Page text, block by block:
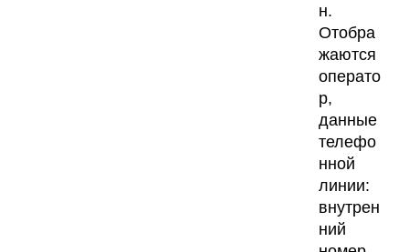
н.
Отобра
жаются
операто
р,
данные
телефо
нной
линии:
внутрен
ний